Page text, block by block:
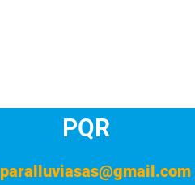
PQR
paralluviasas@gmail.com